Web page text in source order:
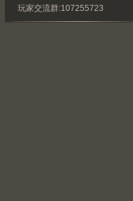
玩家交流群:107255723